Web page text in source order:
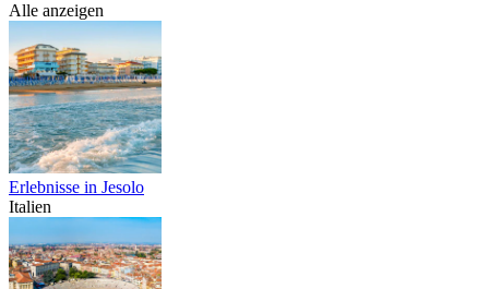
Alle anzeigen
Erlebnisse in Jesolo
Italien